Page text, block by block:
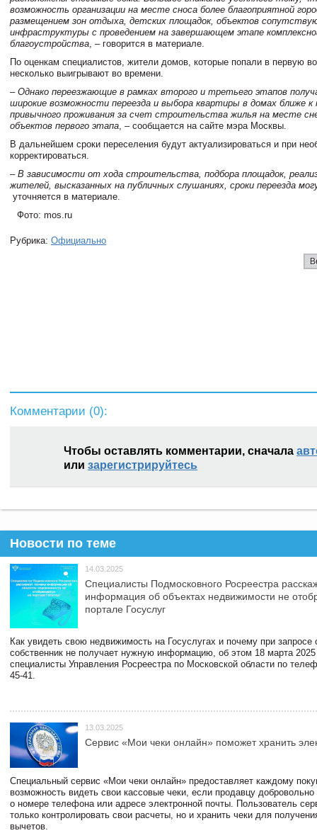
возможность организации на месте сноса более благоприятной
размещением зон отдыха, детских площадок, объектов
инфраструктуры с проведением на завершающем этапе
благоустройства , – говорится в материале.
По оценкам специалистов, жители домов, которые попали в первую
несколько выигрывают во времени.
– Однако переезжающие в рамках второго и третьего этапов
широкие возможности переезда и выбора квартиры в домах ближе
привычного проживания за счет строительства жилья на месте
объектов первого этапа , – сообщается на сайте мэра Москвы.
В дальнейшем сроки переселения будут актуализироваться и при
корректироваться.
– В зависимости от хода строительства, подбора площадок,
жителей, высказанных на публичных слушаниях, сроки переезда
уточняется в материале.
Фото: mos.ru
Рубрика: Официально
Комментарии (0):
Чтобы оставлять комментарии, сначала
или зарегистрируйтесь
Новости по теме
14.03.2025
Специалисты Подмосковного Росреестра
информация об объектах недвижимости не
портале Госуслуг
Как увидеть свою недвижимость на Госуслугах и почему при запросе
собственник не получает нужную информацию, об этом 18 марта 2025
специалисты Управления Росреестра по Московской области по
45-41.
13.03.2025
Сервис «Мои чеки онлайн» поможет хранить
Специальный сервис «Мои чеки онлайн» предоставляет каждому
возможность видеть свои кассовые чеки, если продавцу
о номере телефона или адресе электронной почты. Пользователь
только контролировать свои расчеты, но и хранить чеки для
вычетов.